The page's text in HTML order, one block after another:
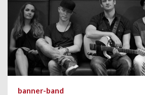
banner-band